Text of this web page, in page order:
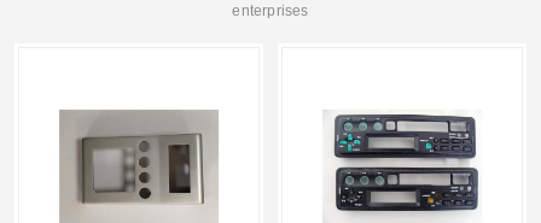
enterprises